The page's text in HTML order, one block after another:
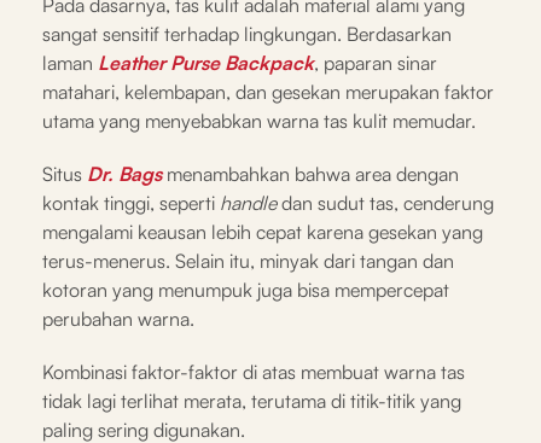
sangat sensitif terhadap lingkungan. Berdasarkan
laman Leather Purse Backpack, paparan sinar
matahari, kelembapan, dan gesekan merupakan faktor
utama yang menyebabkan warna tas kulit memudar.
Situs Dr. Bagsmenambahkan bahwa area dengan
kontak tinggi, seperti handledan sudut tas, cenderung
mengalami keausan lebih cepat karena gesekan yang
terus-menerus. Selain itu, minyak dari tangan dan
kotoran yang menumpuk juga bisa mempercepat
perubahan warna.
Kombinasi faktor-faktor di atas membuat warna tas
tidak lagi terlihat merata, terutama di titik-titik yang
paling sering digunakan.